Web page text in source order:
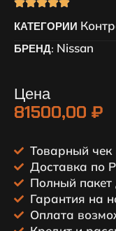
КАТЕГОРИИ
БРЕНД: Nissan
Цена
81500,00 ₽
Товарный чек
Доставка по
Пoлный
Гарантия на
Оплата